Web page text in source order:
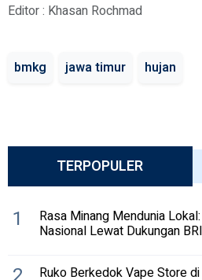
Editor : Khasan Rochmad
bmkg jawa timur hujan
TERPOPULER
1 Rasa Minang Mendunia
Nasional Lewat Dukungan BRI
Ruko Berkedok Vape Store